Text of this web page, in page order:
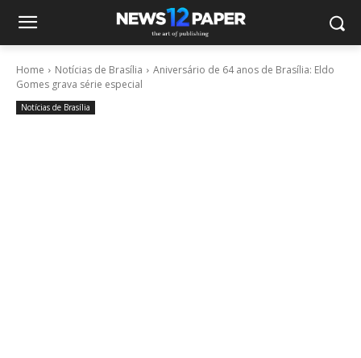
Home Notícias de Brasília
Aniversário de 64 anos de Brasília: Eldo
Gomes grava série especial
Notícias de Brasília